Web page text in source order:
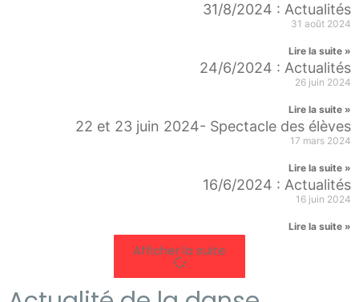
31/8/2024 : Actualités
31 août 2024
Lire la suite »
24/6/2024 : Actualités
26 juin 2024
Lire la suite »
22 et 23 juin 2024- Spectacle des élèves
17 mars 2024
Lire la suite »
16/6/2024 : Actualités
16 juin 2024
Lire la suite »
Afficher la suite